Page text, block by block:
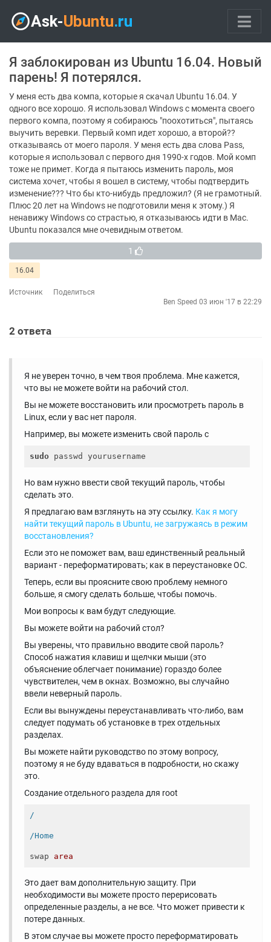
Я заблокирован из Ubuntu 16.04. Новый
парень! Я потерялся.
У меня есть два компа, которые я скачал Ubuntu 16.04. У
одного все хорошо. Я использовал Windows с момента своего
первого компа, поэтому я собираюсь "поохотиться", пытаясь
выучить веревки. Первый комп идет хорошо, а второй??
отказываясь от моего пароля. У меня есть два слова Pass,
которые я использовал с первого дня 1990-х годов. Мой комп
тоже не примет. Когда я пытаюсь изменить пароль, моя
система хочет, чтобы я вошел в систему, чтобы подтвердить
изменение??? Что бы кто-нибудь предложил? (Я не грамотный.
Плюс 20 лет на Windows не подготовили меня к этому.) Я
ненавижу Windows со страстью, я отказываюсь идти в Mac.
Ubuntu показался мне очевидным ответом.
1
16.04
Источник
Поделиться
Ben Speed 03 июн '17 в 22:29
2 ответа
Я не уверен точно, в чем твоя проблема. Мне кажется,
что вы не можете войти на рабочий стол.
Вы не можете восстановить или просмотреть пароль в
Linux, если у вас нет пароля.
Например, вы можете изменить свой пароль с
sudo
Но вам нужно ввести свой текущий пароль, чтобы
сделать это.
Я предлагаю вам взглянуть на эту ссылку. Как я могу
найти текущий пароль в Ubuntu, не загружаясь в режим
восстановления?
Если это не поможет вам, ваш единственный реальный
вариант - переформатировать; как в переустановке ОС.
Теперь, если вы проясните свою проблему немного
больше, я смогу сделать больше, чтобы помочь.
Мои вопросы к вам будут следующие.
Вы можете войти на рабочий стол?
Вы уверены, что правильно вводите свой пароль?
Способ нажатия клавиш и щелчки мыши (это
объяснение облегчает понимание) гораздо более
чувствителен, чем в окнах. Возможно, вы случайно
ввели неверный пароль.
Если вы вынуждены переустанавливать что-либо, вам
следует подумать об установке в трех отдельных
разделах.
Вы можете найти руководство по этому вопросу,
поэтому я не буду вдаваться в подробности, но скажу
это.
Создание отдельного раздела для root
/
/Home
swap area
Это дает вам дополнительную защиту. При
необходимости вы можете просто перерисовать
определенные разделы, а не все. Что может привести к
потере данных.
В этом случае вы можете просто переформатировать